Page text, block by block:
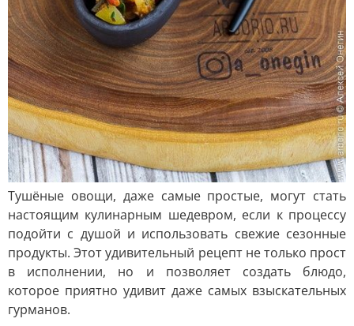
Тушёные овощи, даже самые простые, могут стать
настоящим кулинарным шедевром, если к процессу
подойти с душой и использовать свежие сезонные
продукты. Этот удивительный рецепт не только прост
в исполнении, но и позволяет создать блюдо,
которое приятно удивит даже самых взыскательных
гурманов.